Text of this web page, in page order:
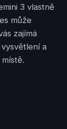
3 vlastně
může
zajímá
a